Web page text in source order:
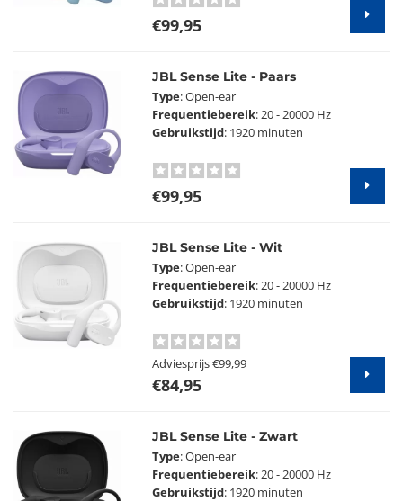
€99,95
JBL Sense Lite - Paars
Type: Open-ear
Frequentiebereik: 20 - 20000 Hz
Gebruikstijd: 1920 minuten
€99,95
JBL Sense Lite - Wit
Type: Open-ear
Frequentiebereik: 20 - 20000 Hz
Gebruikstijd: 1920 minuten
Adviesprijs€99,99
€84,95
JBL Sense Lite - Zwart
Type: Open-ear
Frequentiebereik: 20 - 20000 Hz
Gebruikstijd: 1920 minuten